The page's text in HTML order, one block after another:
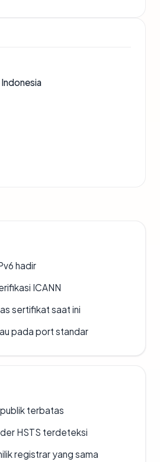
hadir
ICANN
sertifikat saat ini
pada port standar
terbatas
HSTS terdeteksi
registrar yang sama